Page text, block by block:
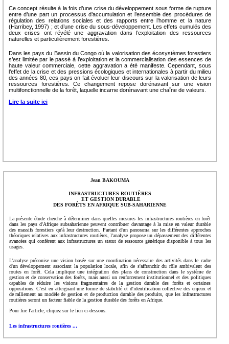
Ce concept résulte à la fois d’une crise du développement sous forme de rupture
entre d’une part un processus d’accumulation et l’ensemble des procédures de
régulation des relations sociales et des rapports entre l’homme et la nature
(Harribey, 1997) ; et d’une crise du sous-développement. Les effets cumulés des
deux crises ont révélé une aggravation dans l’exploitation des ressources
naturelles et particulièrement forestières.
Dans les pays du Bassin du Congo où la valorisation des écosystèmes forestiers
s’est limitée par le passé à l’exploitation et la commercialisation des essences de
haute valeur commerciale, cette aggravation a été manifeste. Cependant, sous
l’effet de la crise et des pressions écologiques et internationales à partir du milieu
des années 80, ces pays on fait évoluer leur discours sur la valorisation de leurs
ressources forestières. Ce changement repose dorénavant sur une vision
multifonctionnelle de la forêt, laquelle incarne dorénavant une chaîne de valeurs.
Lire la suite ici
Jean BAKOUMA
INFRASTRUCTURES ROUTIÈRES
ET GESTION DURABLE
DES FORÊTS EN AFRIQUE SUB-SAHARIENNE
La présente étude cherche à déterminer dans quelles mesures les infrastructures routières en forêt
dans les pays d'Afrique subsaharienne peuvent contribuer davantage à la mise en valeur durable
des massifs forestiers qu'à leur destruction. Partant d'un panorama sur les différentes approches
théoriques relatives aux infrastructures routières, l'analyse propose un dépassement des différentes
avancées qui confèrent aux infrastructures un statut de ressource générique disponible à tous les
usages.
L'analyse préconise une vision basée sur une coordination nécessaire des activités dans le cadre
d'un développement associant la population locale, afin de s'affranchir du rôle ambivalent des
routes en forêt. Cela implique une intégration des plans de construction dans le système de
gestion et de conservation des forêts, mais aussi un renforcement institutionnel et des politiques
capables de réduire les visions fragmentaires de la gestion durable des forêts et certaines
oppositions. C'est en atteignant une forme de stabilité et d'identification collective des enjeux et
de ralliement au modèle de gestion et de production durable des produits, que les infrastructures
routières seront un facteur fiable de la gestion durable des forêts en Afrique.
Pour lire l'article, cliquez sur le lien ci-dessous.
Les infrastructures routières ...